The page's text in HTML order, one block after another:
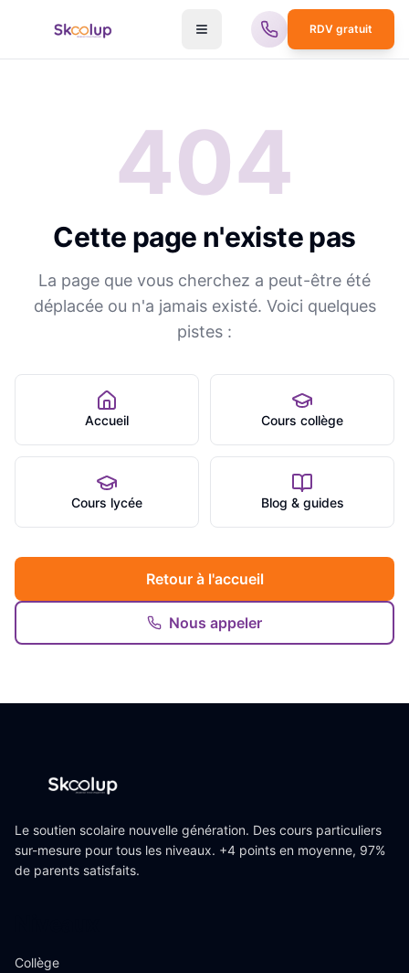
RDV gratuit
404
Cette page n'existe pas
La page que vous cherchez a peut-être été
déplacée ou n'a jamais existé. Voici quelques
pistes :
Accueil Cours collège
Cours lycée Blog & guides
Retour à l'accueil
Nous appeler
Le soutien scolaire nouvelle génération. Des cours particuliers
sur-mesure pour tous les niveaux. +4 points en moyenne, 97%
de parents satisfaits.
Collège